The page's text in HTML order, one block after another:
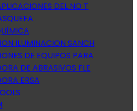
DEL NO T
ILUMINACION SANCH
DE EQUIPOS PARA
DE ABRASIVOS FLE
ERSA